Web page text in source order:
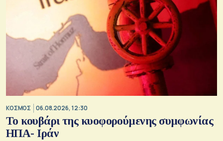
ΚΟΣΜΟΣ 06.08.2026, 12:30
Το κουβάρι της κυοφορούμενης συμφωνίας
ΗΠΑ- Ιράν